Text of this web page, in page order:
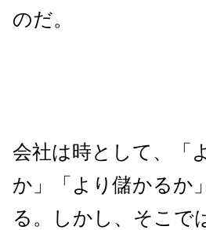
のだ。
会社は時として、「
か」「より儲かるか
る。しかし、そこで